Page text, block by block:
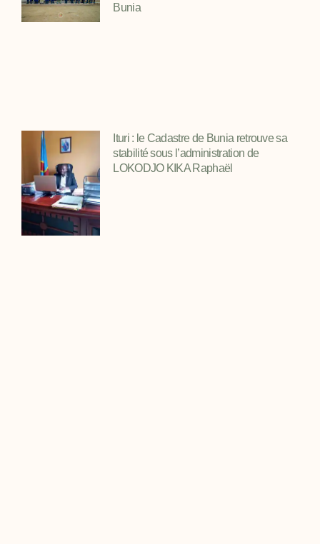
Bunia
Ituri : le Cadastre de Bunia retrouve sa
stabilité sous l’administration de
LOKODJO KIKA Raphaël